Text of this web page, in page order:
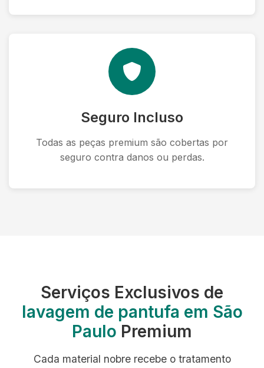
Seguro Incluso
Todas as peças premium são cobertas por
seguro contra danos ou perdas.
Serviços Exclusivos de
lavagem de pantufa em São
Paulo Premium
Cada material nobre recebe o tratamento